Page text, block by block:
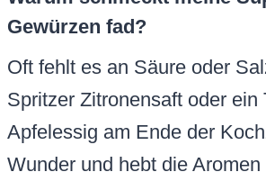
Gewürzen fad?
Oft fehlt es an Säure oder
Spritzer Zitronensaft oder ein
Apfelessig am Ende der
Wunder und hebt die